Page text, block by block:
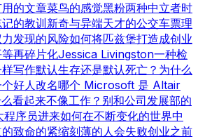
的文章菜鸟的感觉黑粉两种中立者时
的教训 新奇与异端天才的公交车票理
发现的风险如何将匹兹堡打造成创业
再碎片化Jessica Livingston一种检
写作默认生存还是默认死亡？ 为什么
好人改名哪个 Microsoft 是 Altair
看起来不像工作？ 别和公司发展部的
序员进来如何在不断变化的世界中
致命的紧缩刻薄的人会失败创业之前